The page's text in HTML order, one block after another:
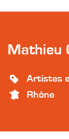
Mathieu
Artistes
Rhône